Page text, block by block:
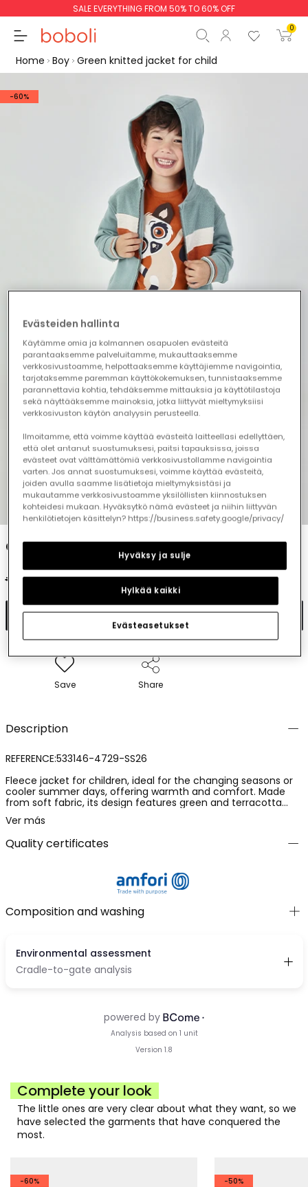
SALE EVERYTHING FROM 50% TO 60% OFF
0
Start order
Home Boy Green knitted jacket for child
-60%
2 3 4 5 6
Green knitted jacket for child
€35.95 €17.95 €14.35
Add to cart
Save Share
Description
REFERENCE:533146-4729-SS26
Fleece jacket for children, ideal for the changing seasons or
cooler summer days, offering warmth and comfort. Made
from soft fabric, its design features green and terracotta
colour blocks, complemented with a practical hood. The
zipper closure makes it easy for daily use. It is a versatile
garment available in sizes for children from 12 months to 10
years. Perfect for pairing with jeans or casual trousers, this
Ver más
Quality certificates
Composition and washing
Complete your look
The little ones are very clear about what they want, so we
have selected the garments that have conquered the
most.
-60% -50%
Evästeiden hallinta
Käytämme omia ja kolmannen osapuolen evästeitä
parantaaksemme palveluitamme, mukauttaaksemme
verkkosivustoamme, helpottaaksemme käyttäjiemme navigointia,
tarjotaksemme paremman käyttökokemuksen, tunnistaaksemme
parannettavia kohtia, tehdäksemme mittauksia ja käyttötilastoja
sekä näyttääksemme mainoksia, jotka liittyvät mieltymyksiisi
verkkosivuston käytön analyysin perusteella.
Ilmoitamme, että voimme käyttää evästeitä laitteellasi edellyttäen,
että olet antanut suostumuksesi, paitsi tapauksissa, joissa
evästeet ovat välttämättömiä verkkosivustollamme navigointia
varten. Jos annat suostumuksesi, voimme käyttää evästeitä,
joiden avulla saamme lisätietoja mieltymyksistäsi ja
mukautamme verkkosivustoamme yksilöllisten kiinnostuksen
kohteidesi mukaan. Hyväksytkö nämä evästeet ja niihin liittyvän
henkilötietojen käsittelyn? https://business.safety.google/privacy/
Evästeasetukset
Hylkää kaikki
Hyväksy ja sulje